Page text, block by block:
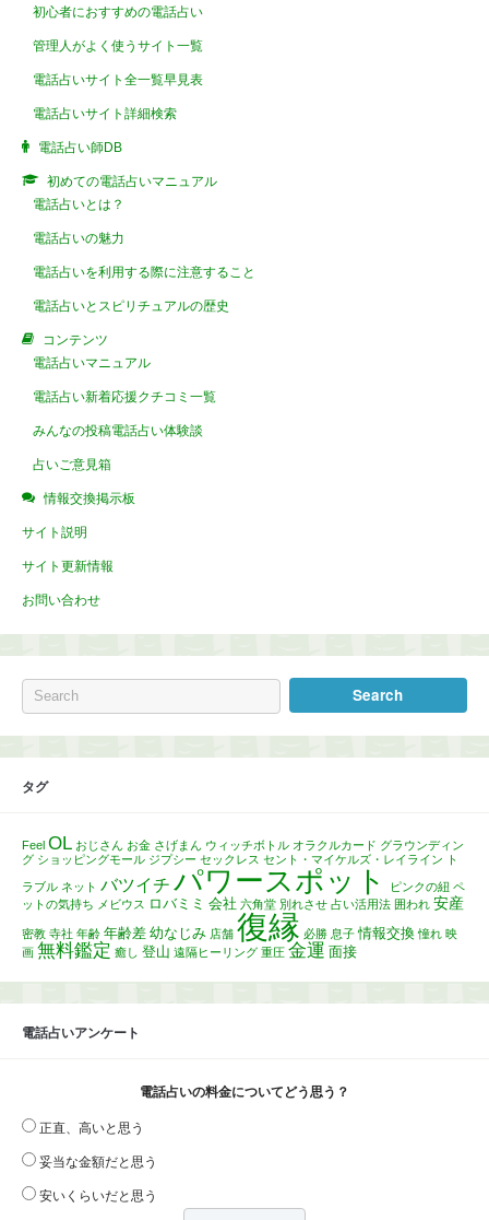
初心者におすすめの電話占い
管理人がよく使うサイト一覧
電話占いサイト全一覧早見表
電話占いサイト詳細検索
電話占い師DB
初めての電話占いマニュアル
電話占いとは？
電話占いの魅力
電話占いを利用する際に注意すること
電話占いとスピリチュアルの歴史
コンテンツ
電話占いマニュアル
電話占い新着応援クチコミ一覧
みんなの投稿電話占い体験談
占いご意見箱
情報交換掲示板
サイト説明
サイト更新情報
お問い合わせ
タグ
Feel OL おじさん お金 さげまん ウィッチボトル オラクルカード グラウンディン
グ ショッピングモール ジプシー セックレス セント・マイケルズ・レイライン ト
ラブル ネット バツイチ パワースポット ピンクの紐 ペ
ットの気持ち メビウス ロバミミ 会社 六角堂 別れさせ 占い活用法 囲われ 安産
密教 寺社 年齢 年齢差 幼なじみ 店舗 復縁 必勝 息子 情報交換 憧れ 映
画 無料鑑定 癒し 登山 遠隔ヒーリング 重圧 金運 面接
電話占いアンケート
電話占いの料金についてどう思う？
正直、高いと思う
妥当な金額だと思う
安いくらいだと思う